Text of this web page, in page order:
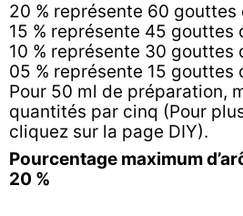
20 % représente 60 gouttes
15 % représente 45 gouttes
10 % représente 30 gouttes
05 % représente 15 gouttes
Pour 50 ml de préparation,
quantités par cinq (Pour
cliquez sur la page DIY).
Pourcentage maximum
20 %